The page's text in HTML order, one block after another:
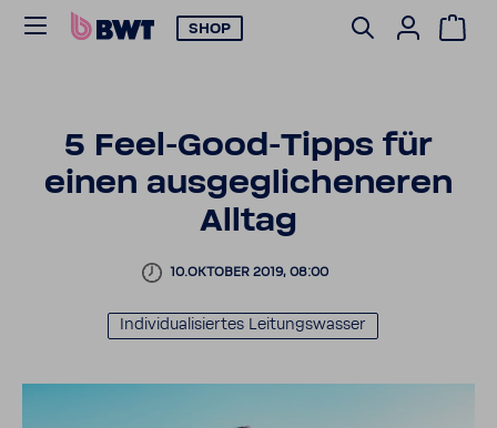
SHOP
5 Feel-​Good-Tipps für
einen ausge­gli­che­neren
Alltag
10.OKTOBER 2019, 08:00
Indi­vi­dua­li­siertes Leitungs­wasser